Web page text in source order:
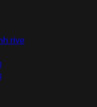
rive